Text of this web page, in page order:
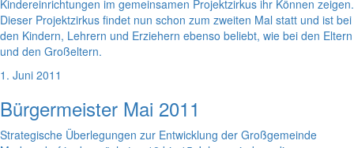
Kindereinrichtungen im gemeinsamen Projektzirkus ihr Können zeigen.
Dieser Projektzirkus findet nun schon zum zweiten Mal statt und ist bei
den Kindern, Lehrern und Erziehern ebenso beliebt, wie bei den Eltern
und den Großeltern.
1. Juni 2011
Bürgermeister Mai 2011
Strategische Überlegungen zur Entwicklung der Großgemeinde